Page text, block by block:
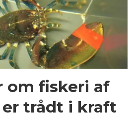
om fiskeri af
trådt i kraft